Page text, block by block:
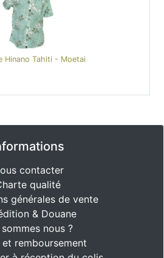
Hinano Tahiti - Moetai
contacter
qualité
générales de vente
& Douane
sommes nous ?
et remboursement